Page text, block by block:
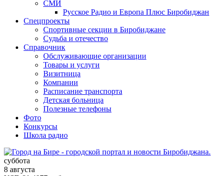
СМИ
Русское Радио и Европа Плюс Биробиджан
Спецпроекты
Спортивные секции в Биробиджане
Судьба и отечество
Справочник
Обслуживающие организации
Товары и услуги
Визитница
Компании
Расписание транспорта
Детская больница
Полезные телефоны
Фото
Конкурсы
Школа радио
суббота
8 августа